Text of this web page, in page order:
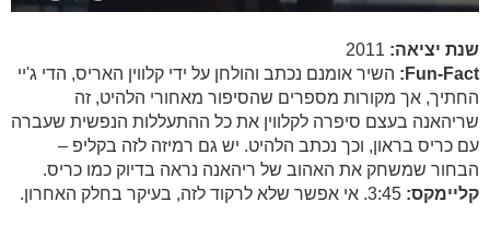
שנת יציאה:
Fun-Fact:
השיר אומנם נכתב והולחן על ידי קלווין האריס, הדי ג'יי
החתיך, אך מקורות מספרים שהסיפור מאחורי הלהיט, זה
שריהאנה בעצם סיפרה לקלווין את כל ההתעללות הנפשית שעברה
עם כריס בראון, וכך נכתב הלהיט. יש גם רמיזה לזה בקליפ –
הבחור שמשחק את האהוב של ריהאנה נראה בדיוק כמו כריס.
קליימקס: